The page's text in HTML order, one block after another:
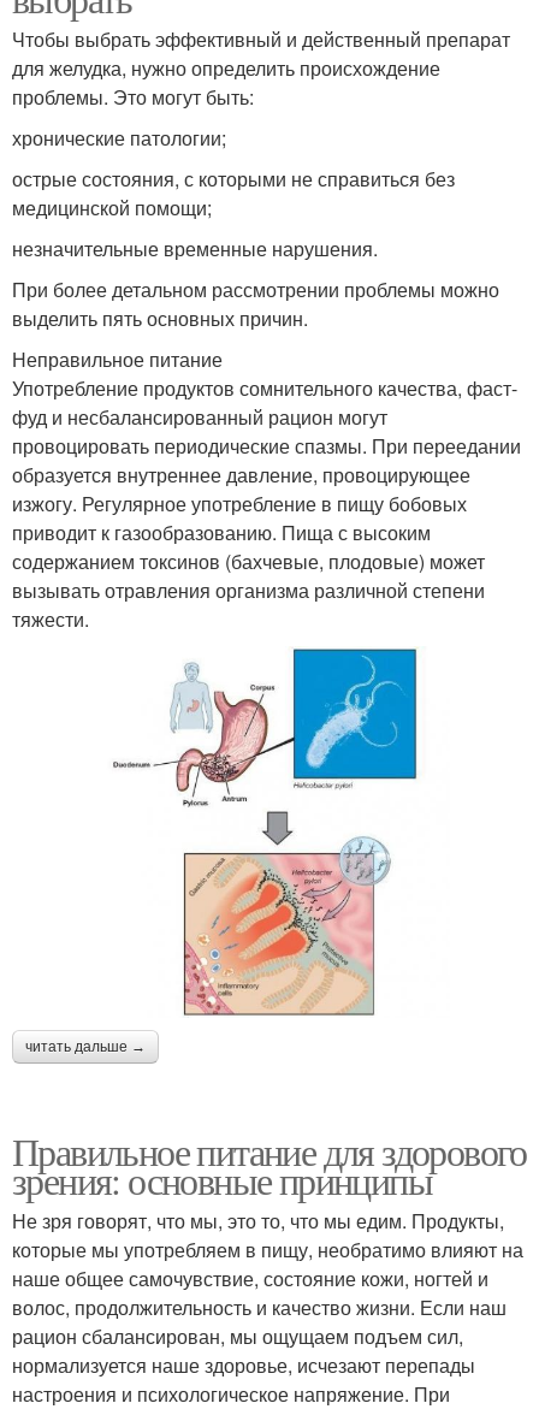
Чтобы выбрать эффективный и действенный препарат
для желудка, нужно определить происхождение
проблемы. Это могут быть:
хронические патологии;
острые состояния, с которыми не справиться без
медицинской помощи;
незначительные временные нарушения.
При более детальном рассмотрении проблемы можно
выделить пять основных причин.
Неправильное питание
Употребление продуктов сомнительного качества, фаст-
фуд и несбалансированный рацион могут
провоцировать периодические спазмы. При переедании
образуется внутреннее давление, провоцирующее
изжогу. Регулярное употребление в пищу бобовых
приводит к газообразованию. Пища с высоким
содержанием токсинов (бахчевые, плодовые) может
вызывать отравления организма различной степени
тяжести.
читать дальше →
Правильное питание для здорового
зрения: основные принципы
Не зря говорят, что мы, это то, что мы едим. Продукты,
которые мы употребляем в пищу, необратимо влияют на
наше общее самочувствие, состояние кожи, ногтей и
волос, продолжительность и качество жизни. Если наш
рацион сбалансирован, мы ощущаем подъем сил,
нормализуется наше здоровье, исчезают перепады
настроения и психологическое напряжение. При